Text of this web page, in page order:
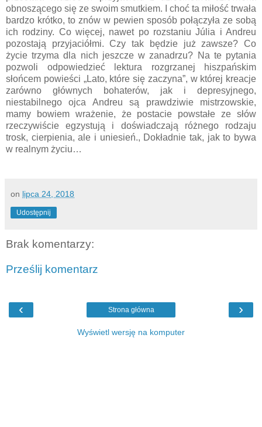
obnoszącego się ze swoim smutkiem. I choć ta miłość trwała
bardzo krótko, to znów w pewien sposób połączyła ze sobą
ich rodziny. Co więcej, nawet po rozstaniu Júlia i Andreu
pozostają przyjaciółmi. Czy tak będzie już zawsze? Co
życie trzyma dla nich jeszcze w zanadrzu? Na te pytania
pozwoli odpowiedzieć lektura rozgrzanej hiszpańskim
słońcem powieści „Lato, które się zaczyna”, w której kreacje
zarówno głównych bohaterów, jak i depresyjnego,
niestabilnego ojca Andreu są prawdziwie mistrzowskie,
mamy bowiem wrażenie, że postacie powstałe ze słów
rzeczywiście egzystują i doświadczają różnego rodzaju
trosk, cierpienia, ale i uniesień., Dokładnie tak, jak to bywa
w realnym życiu…
on lipca 24, 2018
Udostępnij
Brak komentarzy:
Prześlij komentarz
‹ ›
Strona główna
Wyświetl wersję na komputer